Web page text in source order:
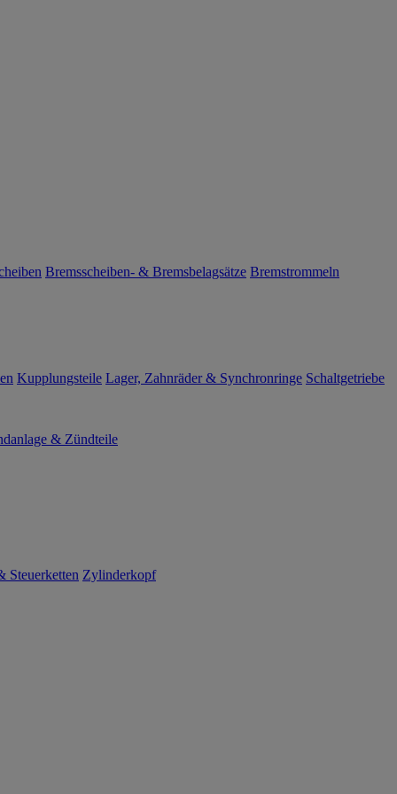
Bremsscheiben- & Bremsbelagsätze Bremstrommeln
Kupplungsteile Lager, Zahnräder & Synchronringe Schaltgetriebe
& Zündteile
Steuerketten Zylinderkopf